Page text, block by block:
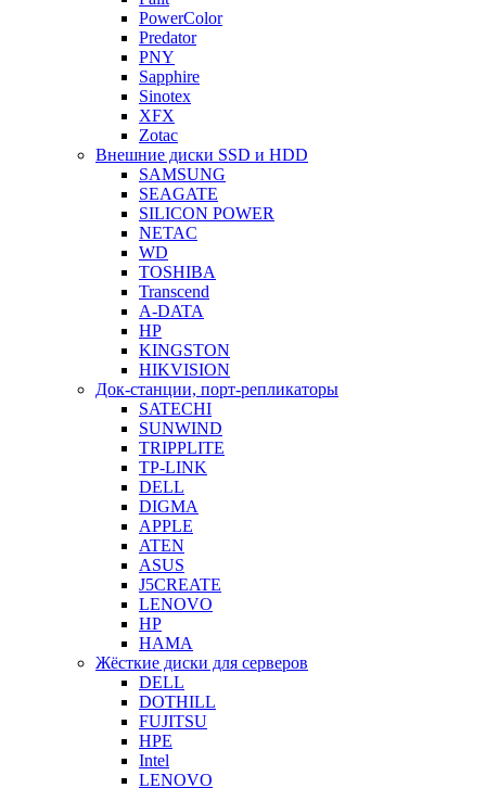
PowerColor
Predator
PNY
Sapphire
Sinotex
XFX
Zotac
Внешние диски SSD и HDD
SAMSUNG
SEAGATE
SILICON POWER
NETAC
WD
TOSHIBA
Transcend
A-DATA
HP
KINGSTON
HIKVISION
Док-станции, порт-репликаторы
SATECHI
SUNWIND
TRIPPLITE
TP-LINK
DELL
DIGMA
APPLE
ATEN
ASUS
J5CREATE
LENOVO
HP
HAMA
Жёсткие диски для серверов
DELL
DOTHILL
FUJITSU
HPE
Intel
LENOVO